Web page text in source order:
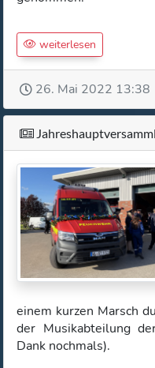
weiterlesen
26. Mai 2022 13:38
einem kurzen Marsch
der Musikabteilung
Dank nochmals).